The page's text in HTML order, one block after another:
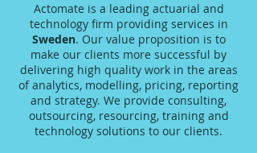
Actomate is a leading actuarial and
technology firm providing services in
Sweden. Our value proposition is to
make our clients more successful by
delivering high quality work in the areas
of analytics, modelling, pricing, reporting
and strategy. We provide consulting,
outsourcing, resourcing, training and
technology solutions to our clients.